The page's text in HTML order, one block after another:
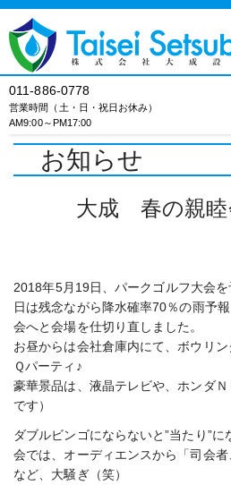
011-886-0778
営業時間（土・日・祝日お休み）
AM9:00～PM17:00
お知らせ
大成 春の親
2018年5月19日、パークゴルフ大会
日は残念ながら降水確率70％の雨予
会へと会場を仕切り直しました。
お昼からは会社倉庫内にて、ボウリ
Ｑパーティ♪
豪華景品は、液晶テレビや、ホンダ
です）
ダブルビンゴにならないと”当たり”
会では、オーディエンスから「司会
など、大騒ぎ（笑）